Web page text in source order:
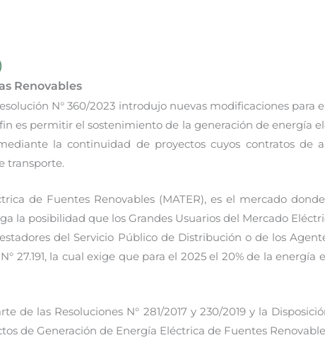
Renovables
N° 360/2023 introdujo nuevas modificaciones para
es permitir el sostenimiento de la generación de energía
la continuidad de proyectos cuyos contratos de
transporte.
de Fuentes Renovables (MATER), es el mercado
la posibilidad que los Grandes Usuarios del Mercado
del Servicio Público de Distribución o de los
27.191, la cual exige que para el 2025 el 20% de la
de las Resoluciones N° 281/2017 y 230/2019 y la
de Generación de Energía Eléctrica de Fuentes